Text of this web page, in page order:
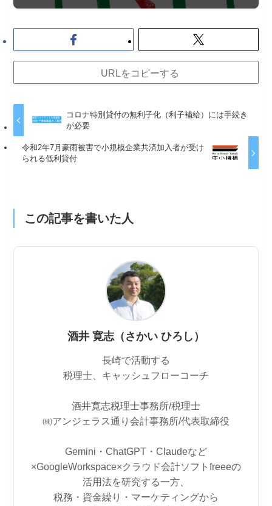
URLをコピーする
コロナ特別貸付の無利子化（利子補給）には手続き
が必要
令和2年7月豪雨被害で小規模企業共済加入者が受け
られる低利貸付
この記事を書いた人
酒井 寛志（さかい ひろし）
長崎で活動する
税理士、キャッシュフローコーチ
酒井寛志税理士事務所/税理士
㈱アンジェラス通り会計事務所/代表取締役
Gemini・ChatGPT・Claudeなど
×GoogleWorkspace×クラウド会計ソフトfreeeの
活用法を研究する一方、
税務・資金繰り・マーケティングから